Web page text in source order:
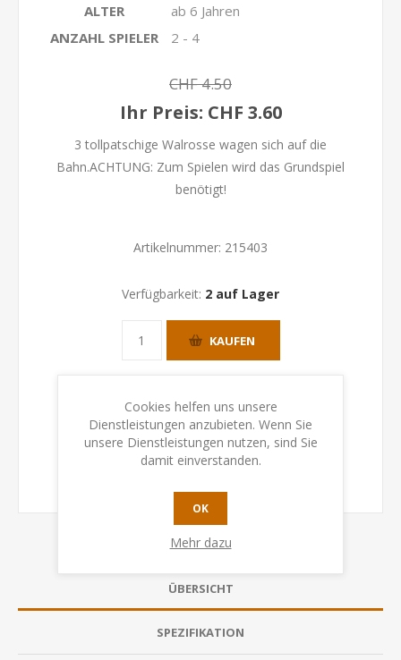
ALTER
ab 6 Jahren
ANZAHL SPIELER
2 - 4
CHF 4.50
Ihr Preis: CHF 3.60
3 tollpatschige Walrosse wagen sich auf die
Bahn.ACHTUNG: Zum Spielen wird das Grundspiel
benötigt!
Artikelnummer: 215403
Verfügbarkeit: 2 auf Lager
KAUFEN
ÜBERSICHT
SPEZIFIKATION
Cookies helfen uns unsere
Dienstleistungen anzubieten. Wenn Sie
unsere Dienstleistungen nutzen, sind Sie
damit einverstanden.
OK
Mehr dazu